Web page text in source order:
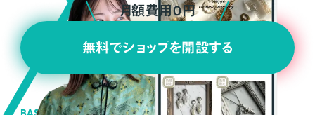
月額費用0円
無料でショップを開設する